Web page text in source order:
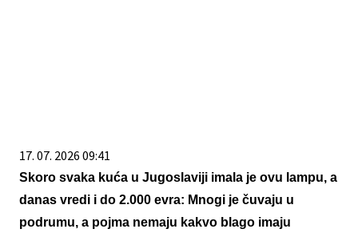
17. 07. 2026 09:41
Skoro svaka kuća u Jugoslaviji imala je ovu lampu, a
danas vredi i do 2.000 evra: Mnogi je čuvaju u
podrumu, a pojma nemaju kakvo blago imaju